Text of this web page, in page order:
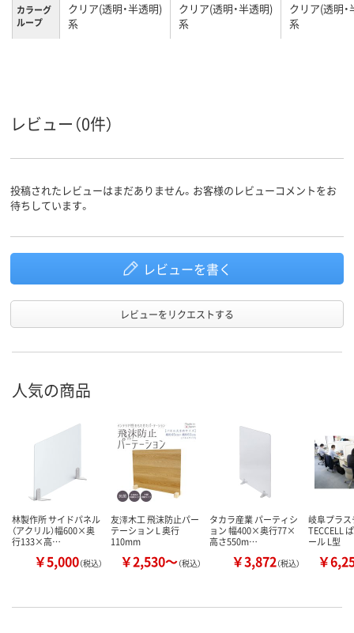
カラーグ
ループ
クリア(透明・半透明)
系
クリア(透明・半透明)
系
クリア(透明
系
レビュー（0件）
投稿されたレビューはまだありません。お客様のレビューコメントをお
待ちしています。
レビューを書く
レビューをリクエストする
人気の商品
林製作所 サイドパネル
（アクリル）幅600×奥
行133×高…
￥5,000（税込）
友澤木工 飛沫防止パー
テーション L 奥行
110mm
￥2,530～（税込）
タカラ産業 パーティシ
ョン 幅400×奥行77×
高さ550m…
￥3,872（税込）
岐阜プラ
TECCELL
ール L型
￥